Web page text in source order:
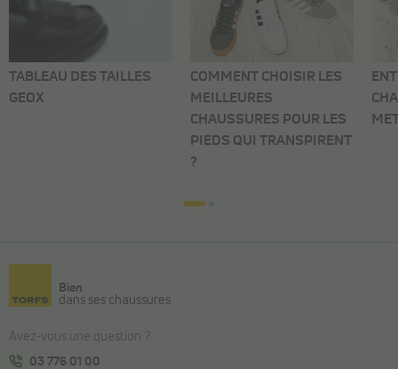
TABLEAU DES TAILLES
GEOX
COMMENT CHOISIR LES
MEILLEURES
CHAUSSURES POUR LES
PIEDS QUI TRANSPIRENT
?
Bien
dans ses chaussures
Avez-vous une question ?
03 776 01 00